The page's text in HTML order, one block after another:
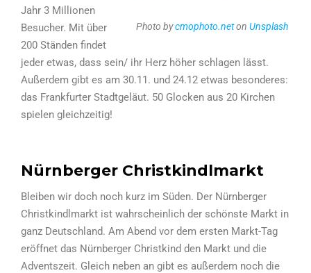
Photo bycmophoto.neton Unsplash
Jahr 3 Millionen
Besucher. Mit über
200 Ständen findet
jeder etwas, dass sein/ ihr Herz höher schlagen lässt.
Außerdem gibt es am 30.11. und 24.12 etwas besonderes:
das Frankfurter Stadtgeläut. 50 Glocken aus 20 Kirchen
spielen gleichzeitig!
Nürnberger Christkindlmarkt
Bleiben wir doch noch kurz im Süden. Der Nürnberger
Christkindlmarkt ist wahrscheinlich der schönste Markt in
ganz Deutschland. Am Abend vor dem ersten Markt-Tag
eröffnet das Nürnberger Christkind den Markt und die
Adventszeit. Gleich neben an gibt es außerdem noch die